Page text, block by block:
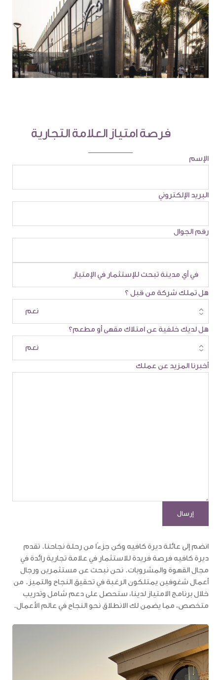
فرصة امتياز العلامة التجارية
الإسم
البريد الإلكتروني
رقم الجوال
هل تملك شركة من قبل ؟
هل لديك خلفية عن امتلاك مقهى أو مطعم؟
أخبرنا المزيد عن عملك
انضم إلى عائلة ديرة كافيه وكن جزءًا من رحلة نجاحنا. تقدم
ديرة كافيه فرصة فريدة للاستثمار في علامة تجارية رائدة في
مجال القهوة والمشروبات. نحن نبحث عن مستثمرين ورجال
أعمال شغوفين يمتلكون الرغبة في تحقيق النجاح والتميز. من
خلال برنامج الامتياز لدينا، ستحصل على دعم شامل وتدريب
متخصص، مما يضمن لك الانطلاق نحو النجاح في عالم الأعمال.